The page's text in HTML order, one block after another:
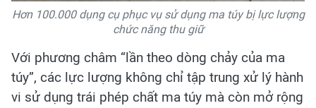
Hơn 100.000 dụng cụ phục vụ sử dụng ma túy bị lực lượng
chức năng thu giữ
Với phương châm “lần theo dòng chảy của ma
túy”, các lực lượng không chỉ tập trung xử lý hành
vi sử dụng trái phép chất ma túy mà còn mở rộng